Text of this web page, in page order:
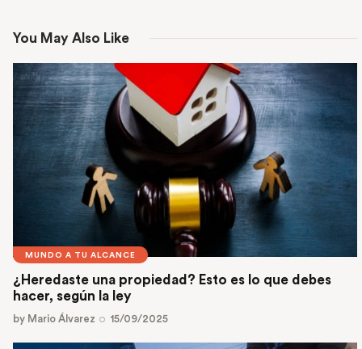
You May Also Like
MUNDO A TU ALCANCE
¿Heredaste una propiedad? Esto es lo que debes
hacer, según la ley
by Mario Álvarez 15/09/2025